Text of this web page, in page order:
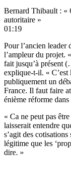
Bernard Thibault : «
autoritaire »
01:19
Pour l’ancien leader
l’ampleur du projet.
fait jusqu’à présent
explique-t-il. « C’est
publiquement un
France. Il faut faire
énième réforme
« Ca ne peut pas
laisserait entendre
s’agit des
légitime que les
dire. »